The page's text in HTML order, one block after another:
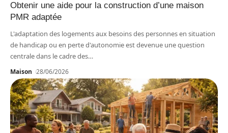
Obtenir une aide pour la construction d’une maison
PMR adaptée
L'adaptation des logements aux besoins des personnes en situation
de handicap ou en perte d'autonomie est devenue une question
centrale dans le cadre des…
Maison 28/06/2026